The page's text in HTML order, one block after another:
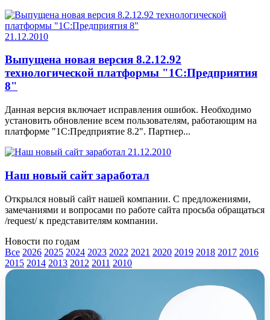
21.12.2010
Выпущена новая версия 8.2.12.92
технологической платформы "1С:Предприятия
8"
Данная версия включает исправления ошибок. Необходимо
установить обновление всем пользователям, работающим на
платформе "1С:Предприятие 8.2". Партнер...
21.12.2010
Наш новый сайт заработал
Открылся новый сайт нашей компании. С предложениями,
замечаниями и вопросами по работе сайта просьба обращаться
/request/ к представителям компании.
Новости по годам
Все 2026 2025 2024 2023 2022 2021 2020 2019 2018 2017 2016
2015 2014 2013 2012 2011 2010